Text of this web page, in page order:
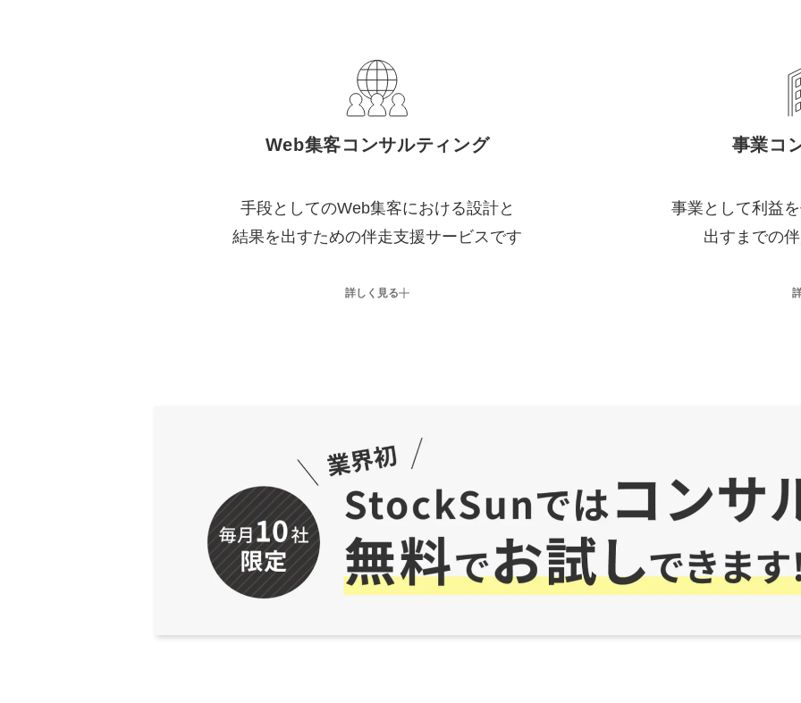
Web集客コンサルティング
手段としてのWeb集客における設計と
結果を出すための伴走支援サービスです
詳しく見る
事業コ
事業として利益
出すまでの